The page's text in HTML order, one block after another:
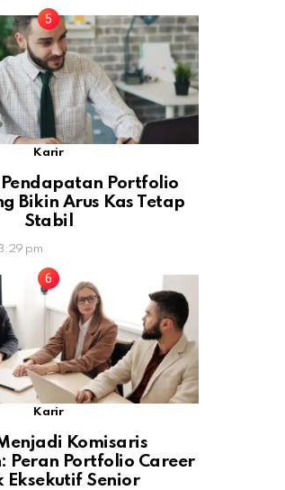
Karir
Portfolio
Bikin Arus Kas Tetap
Stabil
pm
Karir
Komisaris
Peran Portfolio Career
Eksekutif Senior